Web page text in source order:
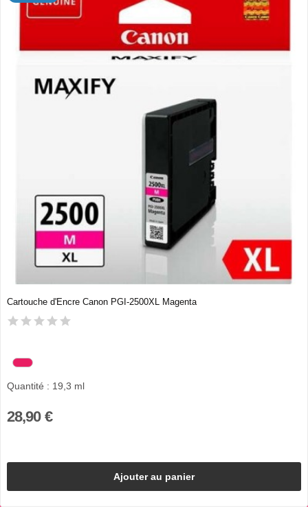
Cartouche d'Encre Canon PGI-2500XL Magenta
Quantité : 19,3 ml
28,90 €
Ajouter au panier